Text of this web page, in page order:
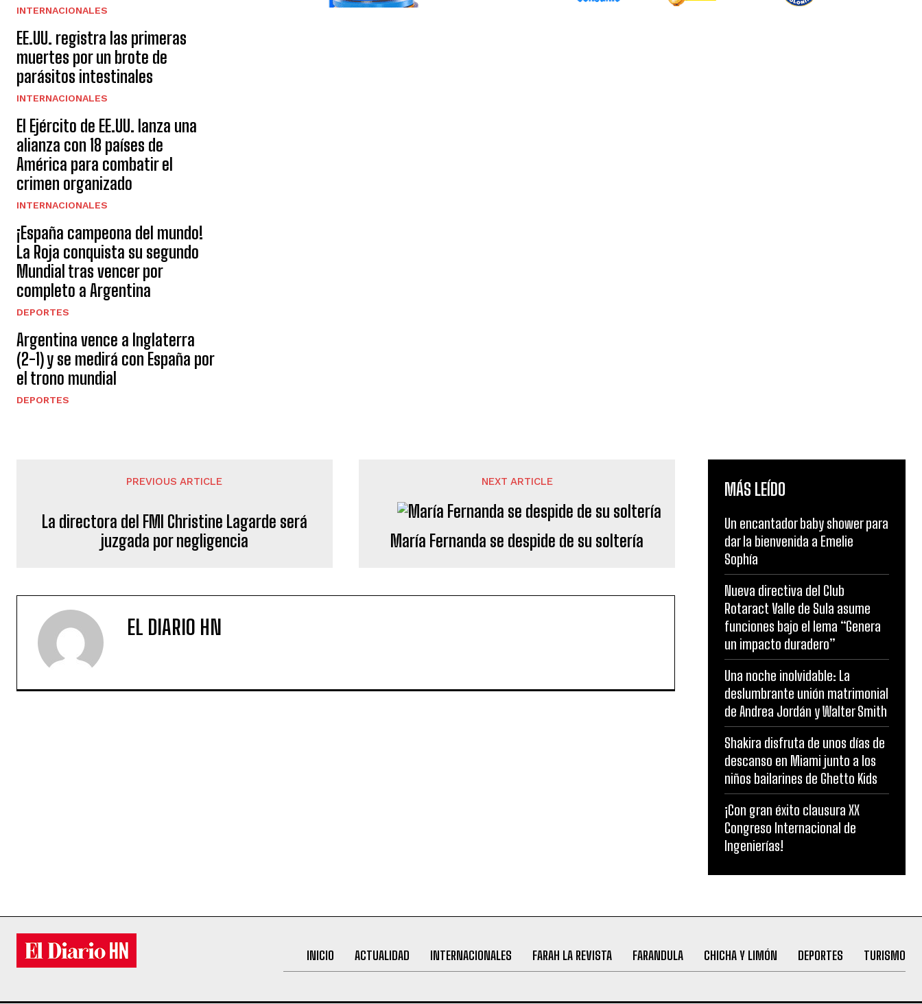
INTERNACIONALES
EE.UU. registra las primeras
muertes por un brote de
parásitos intestinales
INTERNACIONALES
El Ejército de EE.UU. lanza una
alianza con 18 países de
América para combatir el
crimen organizado
INTERNACIONALES
¡España campeona del mundo!
La Roja conquista su segundo
Mundial tras vencer por
completo a Argentina
DEPORTES
Argentina vence a Inglaterra
(2-1) y se medirá con España por
el trono mundial
DEPORTES
PREVIOUS ARTICLE
La directora del FMI Christine Lagarde será
juzgada por negligencia
NEXT ARTICLE
María Fernanda se despide de su soltería
EL DIARIO HN
MÁS LEÍDO
Un encantador baby shower para
dar la bienvenida a Emelie
Sophía
Nueva directiva del Club
Rotaract Valle de Sula asume
funciones bajo el lema “Genera
un impacto duradero”
Una noche inolvidable: La
deslumbrante unión matrimonial
de Andrea Jordán y Walter Smith
Shakira disfruta de unos días de
descanso en Miami junto a los
niños bailarines de Ghetto Kids
¡Con gran éxito clausura XX
Congreso Internacional de
Ingenierías!
INICIO ACTUALIDAD INTERNACIONALES FARAH LA REVISTA FARANDULA CHICHA Y LIMÓN DEPORTES TURISMO